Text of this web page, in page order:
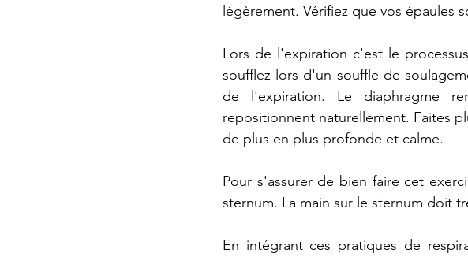
légèrement. Vérifiez que vos épaules
Lors de l'expiration c'est le
soufflez lors d'un souffle de
de l'expiration. Le diaphragme
repositionnent naturellement. Faites
de plus en plus profonde et calme.
Pour s'assurer de bien faire cet
sternum. La main sur le sternum doit